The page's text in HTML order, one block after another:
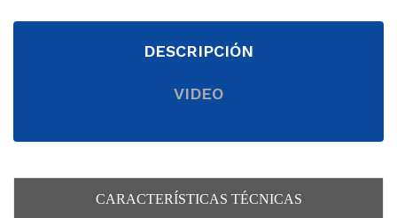
DESCRIPCIÓN
VIDEO
CARACTERÍSTICAS TÉCNICAS